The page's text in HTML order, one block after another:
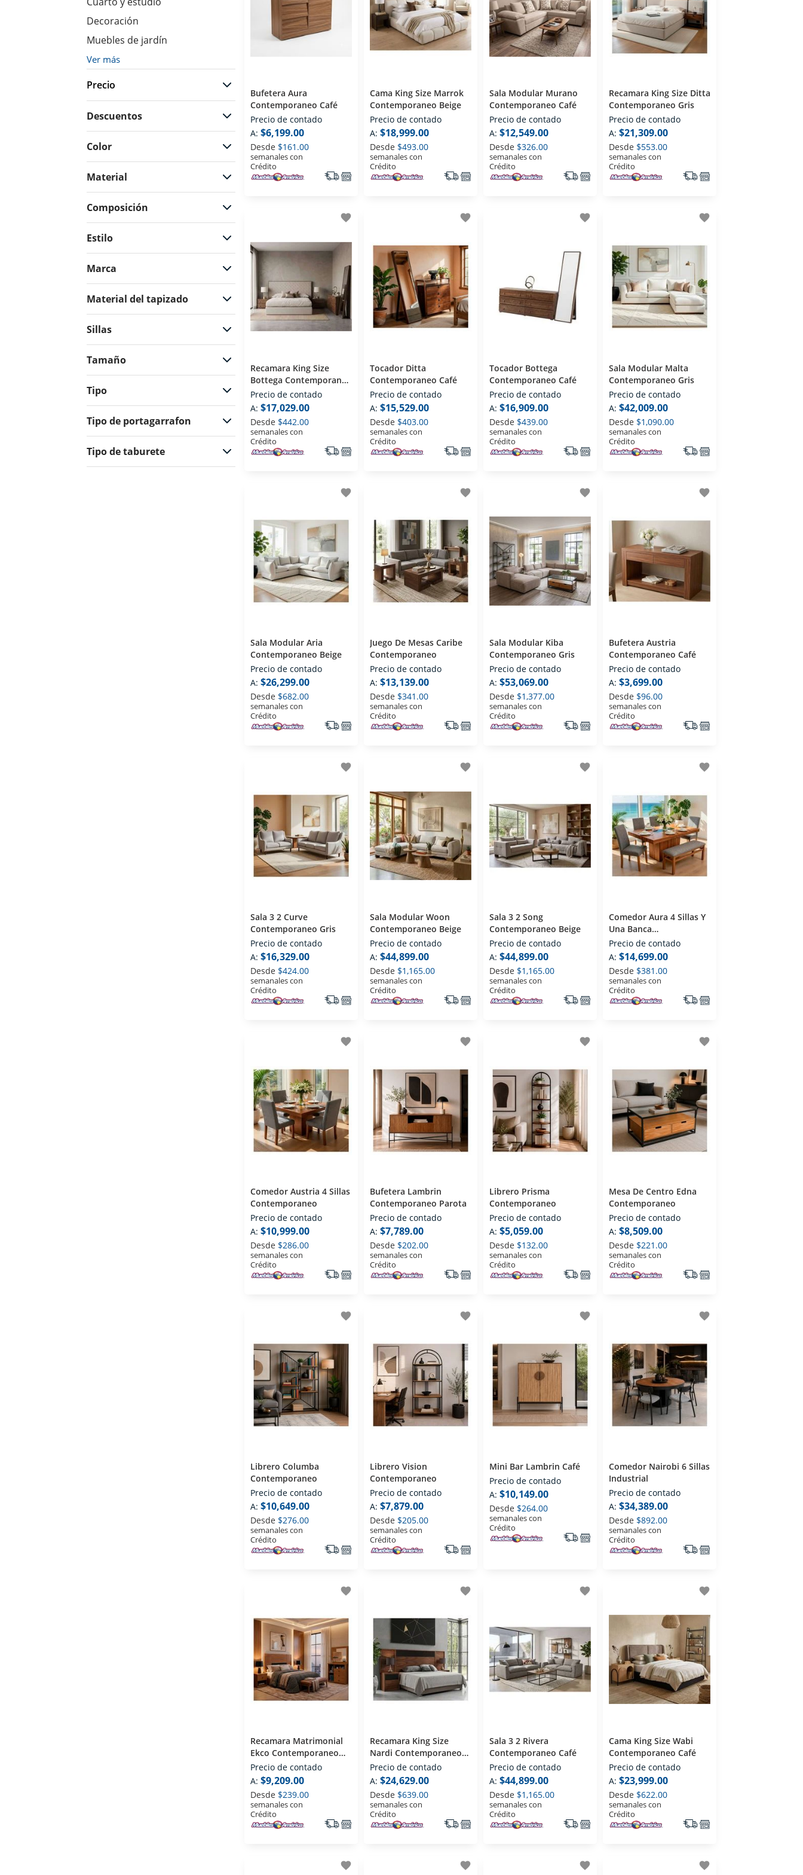
Decoración
Muebles de jardín
Ver más
Precio
$229 $53069
Descuentos
Color
Material
Composición
Estilo
Marca
Material del tapizado
Sillas
Tamaño
Tipo
Tipo de portagarrafon
Tipo de taburete
Bufetera Aura
Contemporaneo Café
Precio de contado
A: $6,199.00
Desde $161.00
semanales con
Crédito
Cama King Size Marrok
Contemporaneo Beige
Precio de contado
A: $18,999.00
Desde $493.00
semanales con
Crédito
Sala Modular Murano
Contemporaneo Café
Precio de contado
A: $12,549.00
Desde $326.00
semanales con
Crédito
Recamara King Size Ditta
Contemporaneo Gris
Precio de contado
A: $21,309.00
Desde $553.00
semanales con
Crédito
favorite
Recamara King Size
Bottega Contemporaneo
Beige
Precio de contado
A: $17,029.00
Desde $442.00
semanales con
Crédito
favorite
Tocador Ditta
Contemporaneo Café
Precio de contado
A: $15,529.00
Desde $403.00
semanales con
Crédito
favorite
Tocador Bottega
Contemporaneo Café
Precio de contado
A: $16,909.00
Desde $439.00
semanales con
Crédito
favorite
Sala Modular Malta
Contemporaneo Gris
Precio de contado
A: $42,009.00
Desde $1,090.00
semanales con
Crédito
favorite
Sala Modular Aria
Contemporaneo Beige
Precio de contado
A: $26,299.00
Desde $682.00
semanales con
Crédito
favorite
Juego De Mesas Caribe
Contemporaneo
Precio de contado
A: $13,139.00
Desde $341.00
semanales con
Crédito
favorite
Sala Modular Kiba
Contemporaneo Gris
Precio de contado
A: $53,069.00
Desde $1,377.00
semanales con
Crédito
favorite
Bufetera Austria
Contemporaneo Café
Precio de contado
A: $3,699.00
Desde $96.00
semanales con
Crédito
favorite
Sala 3 2 Curve
Contemporaneo Gris
Precio de contado
A: $16,329.00
Desde $424.00
semanales con
Crédito
favorite
Sala Modular Woon
Contemporaneo Beige
Precio de contado
A: $44,899.00
Desde $1,165.00
semanales con
Crédito
favorite
Sala 3 2 Song
Contemporaneo Beige
Precio de contado
A: $44,899.00
Desde $1,165.00
semanales con
Crédito
favorite
Comedor Aura 4 Sillas Y
Una Banca
Contemporaneo
Precio de contado
A: $14,699.00
Desde $381.00
semanales con
Crédito
favorite
Comedor Austria 4 Sillas
Contemporaneo
Precio de contado
A: $10,999.00
Desde $286.00
semanales con
Crédito
favorite
Bufetera Lambrin
Contemporaneo Parota
Precio de contado
A: $7,789.00
Desde $202.00
semanales con
Crédito
favorite
Librero Prisma
Contemporaneo
Precio de contado
A: $5,059.00
Desde $132.00
semanales con
Crédito
favorite
Mesa De Centro Edna
Contemporaneo
Precio de contado
A: $8,509.00
Desde $221.00
semanales con
Crédito
favorite
Librero Columba
Contemporaneo
Precio de contado
A: $10,649.00
Desde $276.00
semanales con
Crédito
favorite
Librero Vision
Contemporaneo
Precio de contado
A: $7,879.00
Desde $205.00
semanales con
Crédito
favorite
Mini Bar Lambrin Café
Precio de contado
A: $10,149.00
Desde $264.00
semanales con
Crédito
favorite
Comedor Nairobi 6 Sillas
Industrial
Precio de contado
A: $34,389.00
Desde $892.00
semanales con
Crédito
favorite
Recamara Matrimonial
Ekco Contemporaneo
Café
Precio de contado
A: $9,209.00
Desde $239.00
semanales con
Crédito
favorite
Recamara King Size
Nardi Contemporaneo
Café
Precio de contado
A: $24,629.00
Desde $639.00
semanales con
Crédito
favorite
Sala 3 2 Rivera
Contemporaneo Café
Precio de contado
A: $44,899.00
Desde $1,165.00
semanales con
Crédito
favorite
Cama King Size Wabi
Contemporaneo Café
Precio de contado
A: $23,999.00
Desde $622.00
semanales con
Crédito
favorite favorite favorite favorite